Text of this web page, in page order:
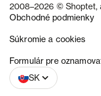
2008–2026 © Shoptet,
Obchodné podmienky
Súkromie a cookies
Formulár pre
SK